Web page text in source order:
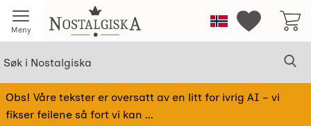
Meny Startsiden for NostalgiskaNorge Mine
Obs! Våre tekster er oversatt av en litt for ivrig AI – vi
fikser feilene så fort vi kan ...